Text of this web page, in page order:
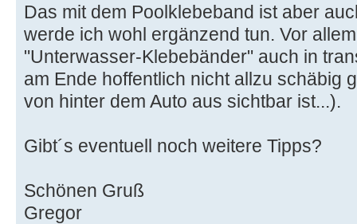
Das mit dem Poolklebeband ist aber
werde ich wohl ergänzend tun. Vor
"Unterwasser-Klebebänder" auch in
am Ende hoffentlich nicht allzu schäbig
von hinter dem Auto aus sichtbar ist...).
Gibt´s eventuell noch weitere Tipps?
Schönen Gruß
Gregor